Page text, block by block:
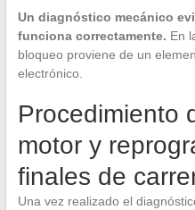
Un diagnóstico mecánico
funciona correctamente. En
bloqueo proviene de un
electrónico.
Procedimiento
motor y
finales de
Una vez realizado el